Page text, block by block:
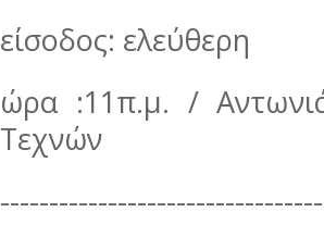
είσοδος: ελεύθερη
ώρα :11π.μ. /
Τεχνών